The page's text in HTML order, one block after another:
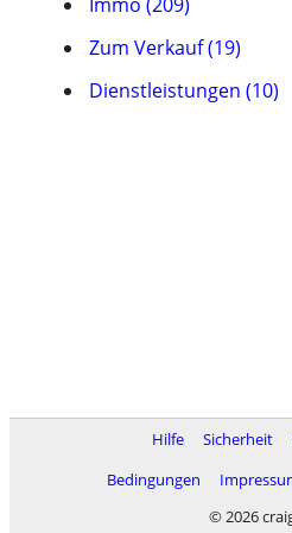
Zum Verkauf (19)
Dienstleistungen (10)
Hilfe Sicherheit
Bedingungen
© 2026